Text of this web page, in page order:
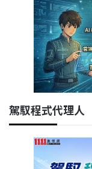
駕馭程式代理人